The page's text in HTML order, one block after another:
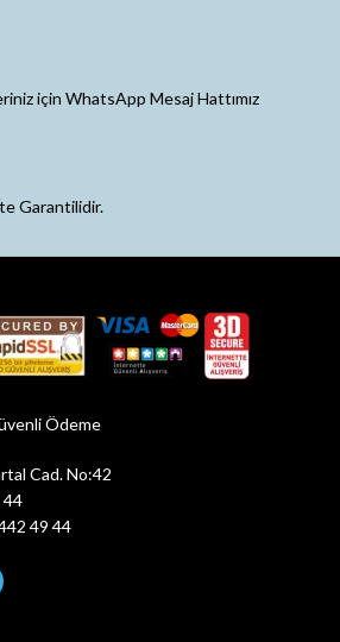
için WhatsApp Mesaj Hattımız
Garantilidir.
Ödeme
Cad. No:42
44
49 44